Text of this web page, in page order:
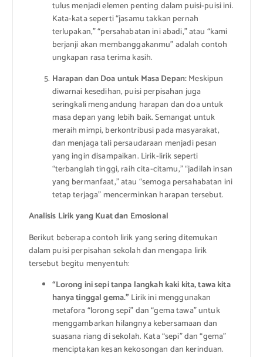
tulus menjadi elemen penting dalam puisi-puisi ini.
Kata-kata seperti “jasamu takkan pernah
terlupakan,” “persahabatan ini abadi,” atau “kami
berjanji akan membanggakanmu” adalah contoh
ungkapan rasa terima kasih.
Harapan dan Doa untuk Masa Depan:Meskipun
diwarnai kesedihan, puisi perpisahan juga
seringkali mengandung harapan dan doa untuk
masa depan yang lebih baik. Semangat untuk
meraih mimpi, berkontribusi pada masyarakat,
dan menjaga tali persaudaraan menjadi pesan
yang ingin disampaikan. Lirik-lirik seperti
“terbanglah tinggi, raih cita-citamu,” “jadilah insan
yang bermanfaat,” atau “semoga persahabatan ini
tetap terjaga” mencerminkan harapan tersebut.
Analisis Lirik yang Kuat dan Emosional
Berikut beberapa contoh lirik yang sering ditemukan
dalam puisi perpisahan sekolah dan mengapa lirik
tersebut begitu menyentuh:
“Lorong ini sepi tanpa langkah kaki kita, tawa kita
hanya tinggal gema.” Lirik ini menggunakan
metafora “lorong sepi” dan “gema tawa” untuk
menggambarkan hilangnya kebersamaan dan
suasana riang di sekolah. Kata “sepi” dan “gema”
menciptakan kesan kekosongan dan kerinduan.